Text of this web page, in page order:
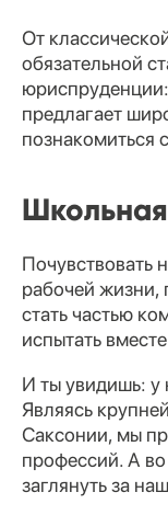
От
обязательной
предлагает
познакомиться
Почувствовать
рабочей жизни,
стать частью
испытать
И ты увидишь: у
Являясь
Саксонии, мы
профессий. А
заглянуть за